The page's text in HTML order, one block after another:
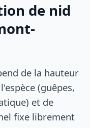
de nid
de la hauteur
(guêpes,
et de
fixe librement